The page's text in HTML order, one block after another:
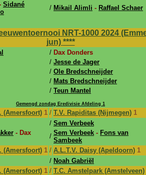
Sidané
/ Mikail Alimli - Raffael Schaer
NRT-1000 2024
jun) ****
/ Dax Donders
/ Jesse de Jager
/ Ole Bredschneijder
/ Mats Bredschneijder
/ Teun Mantel
Gemengd zondag Eredivisie Afdeling 1
(Amersfoort) 1 / T.V. Rapiditas (Nijmegen) 1
/ Sem Verbeek
- Dax
/ Sem Verbeek - Fons van
Sambeek
(Amersfoort) 1 / A.L.T.V. Daisy (Apeldoorn) 1
/ Noah Gabriël
(Amersfoort) 1 / T.C. Amstelpark (Amstelveen)